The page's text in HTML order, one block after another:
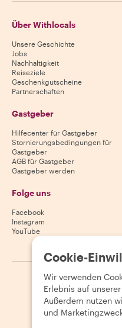
Über Withlocals
Unsere Geschichte
Jobs
Nachhaltigkeit
Reiseziele
Geschenkgutscheine
Partnerschaften
Gastgeber
Hilfecenter für Gastgeber
Stornierungsbedingungen für
Gastgeber
AGB für Gastgeber
Gastgeber werden
Folge uns
Facebook
Instagram
YouTube
2026 Withlocals.com |
Cookie-
Wir verwenden
Erlebnis auf
Außerdem nutzen
und